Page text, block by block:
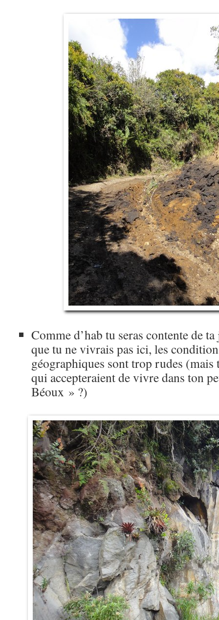
Comme d’hab tu seras contente de
que tu ne vivrais pas ici, les
géographiques sont trop rudes
qui accepteraient de vivre dans ton
Béoux » ?)